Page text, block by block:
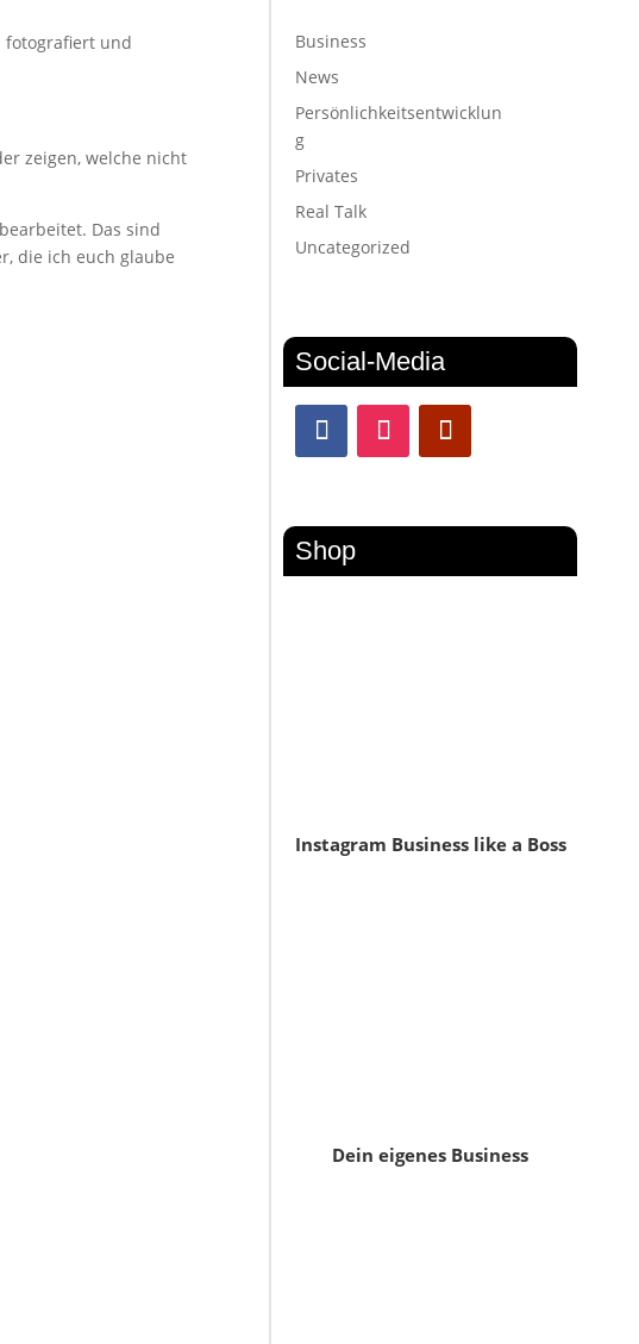
fotografiert und
zeigen, welche nicht
Das sind
die ich euch glaube
Business
News
Persönlichkeitsentwicklun
g
Privates
Real Talk
Uncategorized
Social-Media
Shop
Instagram Business like a Boss
Dein eigenes Business